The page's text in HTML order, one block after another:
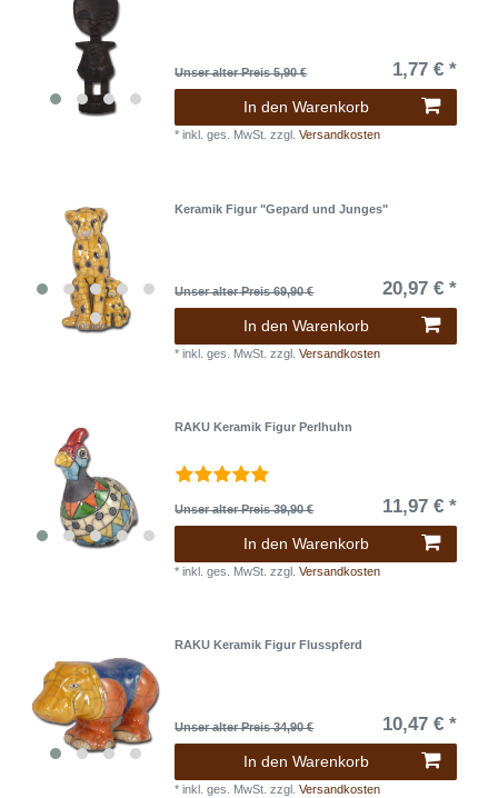
Unser alter Preis 5,90 € 1,77 € *
In den Warenkorb
*inkl. ges. MwSt. zzgl.Versandkosten
Keramik Figur "Gepard und Junges"
Unser alter Preis 69,90 € 20,97 € *
In den Warenkorb
*inkl. ges. MwSt. zzgl.Versandkosten
RAKU Keramik Figur Perlhuhn
Unser alter Preis 39,90 € 11,97 € *
In den Warenkorb
*inkl. ges. MwSt. zzgl.Versandkosten
RAKU Keramik Figur Flusspferd
Unser alter Preis 34,90 € 10,47 € *
In den Warenkorb
*inkl. ges. MwSt. zzgl.Versandkosten